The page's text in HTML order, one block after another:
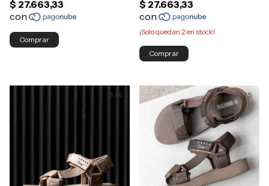
Comprar
¡Solo quedan 2en stock!
Comprar
1 / 6 1/5